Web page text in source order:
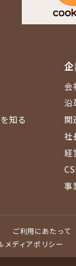
知る
会
沿
関
社
経
事
ご利用にあたって
メディアポリシー